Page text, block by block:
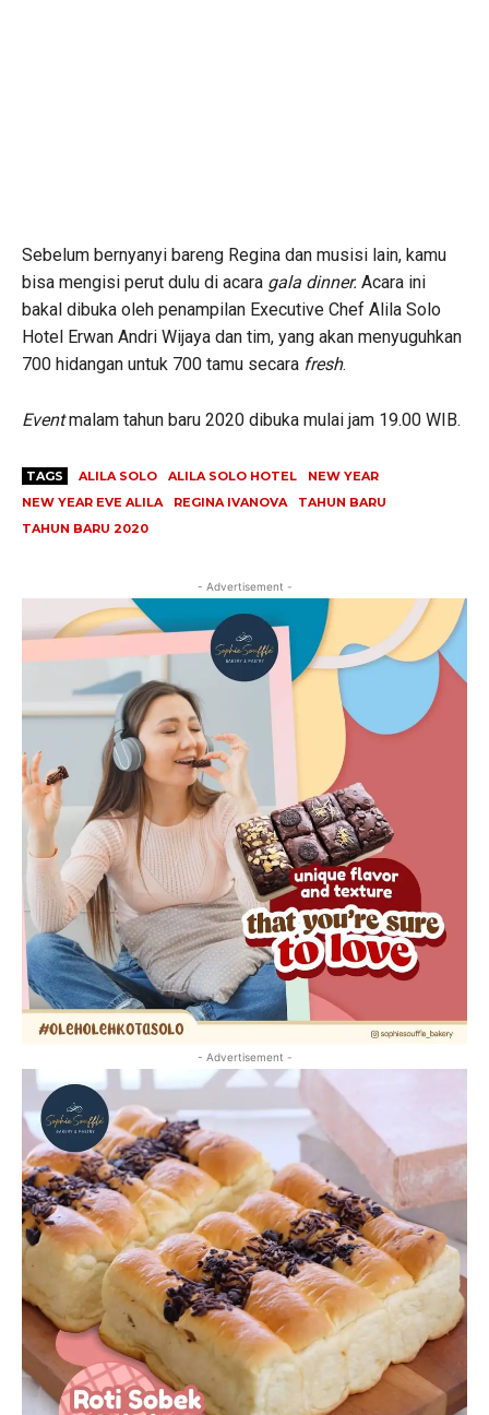
Sebelum bernyanyi bareng Regina dan musisi lain, kamu
bisa mengisi perut dulu di acara gala dinner. Acara ini
bakal dibuka oleh penampilan Executive Chef Alila Solo
Hotel Erwan Andri Wijaya dan tim, yang akan menyuguhkan
700 hidangan untuk 700 tamu secara fresh.
Eventmalam tahun baru 2020 dibuka mulai jam 19.00 WIB.
TAGS ALILA SOLO ALILA SOLO HOTEL
NEW YEAR
NEW YEAR EVE ALILA
REGINA IVANOVA
TAHUN BARU
TAHUN BARU 2020
- Advertisement -
- Advertisement -